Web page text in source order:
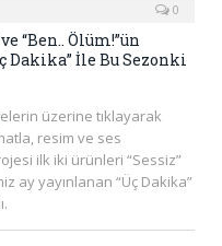
0
“Ben.. Ölüm!”ün
İle Bu Sezonki
üzerine tıklayarak
resim ve ses
ilk iki ürünleri “Sessiz”
ay yayınlanan “Üç Dakika”